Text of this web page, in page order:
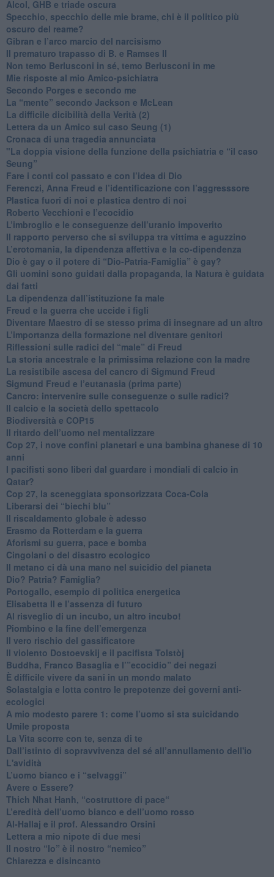
​Alcol, GHB e triade oscura
​Specchio, specchio delle mie brame, chi è il politico più
oscuro del reame?
​Gibran e l’arco marcio del narcisismo
​Il prematuro trapasso di B. e Ramses II
​Non temo Berlusconi in sé, temo Berlusconi in me
​Mie risposte al mio Amico-psichiatra
​Secondo Porges e secondo me
​La “mente” secondo Jackson e McLean
La difficile dicibilità della Verità (2)
​Lettera da un Amico sul caso Seung (1)
​Cronaca di una tragedia annunciata
"​La doppia visione della funzione della psichiatria e “il caso
Seung”
​Fare i conti col passato e con l’idea di Dio
​Ferenczi, Anna Freud e l’identificazione con l’aggresssore
Plastica fuori di noi e plastica dentro di noi
​Roberto Vecchioni e l’ecocidio
​L’imbroglio e le conseguenze dell’uranio impoverito
​Il rapporto perverso che si sviluppa tra vittima e aguzzino
L’erotomania, la dipendenza affettiva e la co-dipendenza
​Dio è gay o il potere di “Dio-Patria-Famiglia” è gay?
​Gli uomini sono guidati dalla propaganda, la Natura è guidata
dai fatti
La dipendenza dall’istituzione fa male
​Freud e la guerra che uccide i figli
​Diventare Maestro di se stesso prima di insegnare ad un altro
L’importanza della formazione nel diventare genitori
Riflessioni sulle radici del “male” di Freud
​La storia ancestrale e la primissima relazione con la madre
​La resistibile ascesa del cancro di Sigmund Freud
Sigmund Freud e l’eutanasia (prima parte)
Cancro: intervenire sulle conseguenze o sulle radici?
​Il calcio e la società dello spettacolo
Biodiversità e COP15
​Il ritardo dell’uomo nel mentalizzare
​Cop 27, i nove confini planetari e una bambina ghanese di 10
anni
​I pacifisti sono liberi dal guardare i mondiali di calcio in
Qatar?
​Cop 27, la sceneggiata sponsorizzata Coca-Cola
​Liberarsi dei “biechi blu”
Il riscaldamento globale è adesso
​Erasmo da Rotterdam e la guerra
​Aforismi su guerra, pace e bomba
Cingolani o del disastro ecologico
​Il metano ci dà una mano nel suicidio del pianeta
​Dio? Patria? Famiglia?
Portogallo, esempio di politica energetica
​Elisabetta II e l’assenza di futuro
Al risveglio di un incubo, un altro incubo!
​Piombino e la fine dell’emergenza
​Il vero rischio del gassificatore
​Il violento Dostoevskij e il pacifista Tolstòj
​Buddha, Franco Basaglia e l’”ecocidio” dei negazi
​È difficile vivere da sani in un mondo malato
Solastalgia e lotta contro le prepotenze dei governi anti-
ecologici
​A mio modesto parere 1: come l’uomo si sta suicidando
​Umile proposta
​La Vita scorre con te, senza di te
​Dall’istinto di sopravvivenza del sé all’annullamento dell'io
L'avidità
​L’uomo bianco e i “selvaggi”
​Avere o Essere?
​Thich Nhat Hanh, “costruttore di pace“
​L’eredità dell’uomo bianco e dell’uomo rosso
Al-Hallaj e il prof. Alessandro Orsini
​Lettera a mio nipote di due mesi
​Il nostro “Io” è il nostro “nemico”
​Chiarezza e disincanto